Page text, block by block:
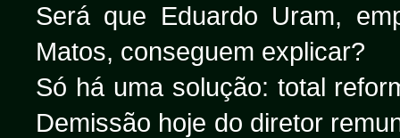
Será que Eduardo Uram,
Matos, conseguem explicar?
Só há uma solução: total
Demissão hoje do diretor